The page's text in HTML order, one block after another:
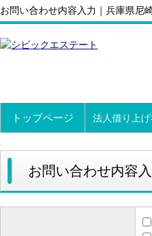
お問い合わせ内容入力｜兵庫県尼
トップページ 法人借り上
お問い合わせ内容